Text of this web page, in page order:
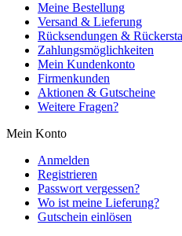
Meine Bestellung
Versand & Lieferung
Rücksendungen &
Zahlungsmöglichkeiten
Mein Kundenkonto
Firmenkunden
Aktionen & Gutscheine
Weitere Fragen?
Mein Konto
Anmelden
Registrieren
Passwort vergessen?
Wo ist meine Lieferung?
Gutschein einlösen